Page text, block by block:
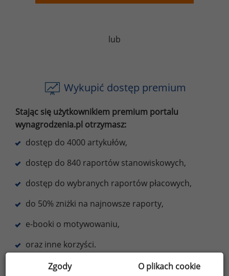
lub
Wykupić dostęp premium
Stając się użytkownikiem premium portalu
wynagrodzenia.pl otrzymasz:
dostęp do 4000 artykułów,
dostęp do 840 raportów stanowiskowych,
dostęp do wybranych raportów płacowych,
do 50% zniżki na najnowsze raporty,
e-booki o motywowaniu,
oraz inne korzyści.
Dowiedz się więcej
Zgody O plikach cookie